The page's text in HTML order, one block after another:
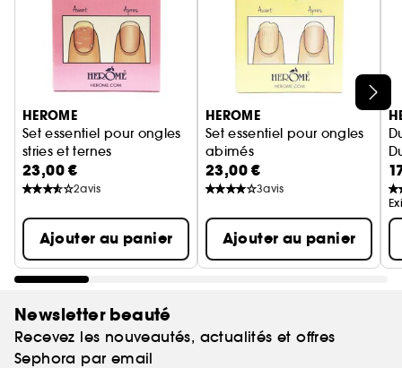
Ignorer le carrousel produits
HEROME
Set essentiel pour ongles
stries et ternes
Coffret soin des ongles
23,00 €
2avis
Ajouter au panier
HEROME
Set essentiel pour ongles
abimés
Coffret soin des ongles
23,00 €
3avis
Ajouter au panier
Newsletter beauté
Recevez les nouveautés, actualités et offres
Sephora par email